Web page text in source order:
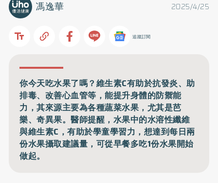
2025/4/25
馮逸華
追蹤訂閱
你今天吃水果了嗎？維生素C有助於抗發炎、助
排毒、改善心血管等，能提升身體的防禦能
力，其來源主要為各種蔬菜水果，尤其是芭
樂、奇異果。醫師提醒，水果中的水溶性纖維
與維生素C，有助於學童學習力，想達到每日兩
份水果攝取建議量，可從早餐多吃1份水果開始
做起。